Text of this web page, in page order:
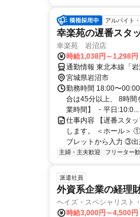
アルバイト
幸楽苑の遅番スタ
幸楽苑 岩沼店
時給1,038円～1,298円
通勤情報 東北本線「
宮城県岩沼市
勤務時間 18:00〜
合は45分以上、 8時間
業時間】 ・平日:10:0...
仕事内容 【遅番スタ
します。 ＜ホール＞
ブレットから入力 ③
主婦・主夫歓迎 フリーター
派遣社員
外資系企業の経理
ヘイズ・スペシャリスト
時給3,000円～4,500円